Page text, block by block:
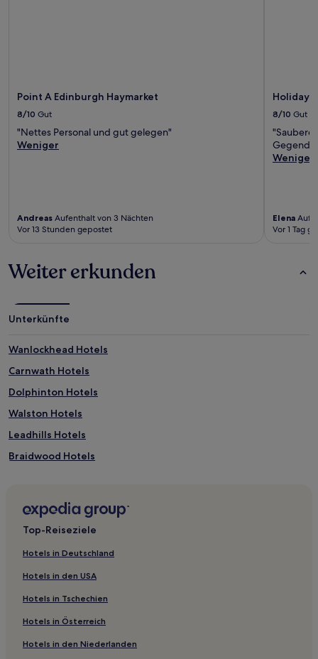
Point A Edinburgh Haymarket
8/10 Gut
"Nettes Personal und gut gelegen"
Weniger
Andreas Aufenthalt von 3 Nächten
Vor 13 Stunden gepostet
Holiday
8/10 Gut
Gegend"
Weniger
Elena
Vor 1 Tag
Weiter erkunden
Unterkünfte
Wanlockhead Hotels
Carnwath Hotels
Dolphinton Hotels
Walston Hotels
Leadhills Hotels
Braidwood Hotels
Blantyre Hotels
Carstairs Hotels
Covington Hotels
Crawford Hotels
Glassford Hotels
Top-Reiseziele
Hotels in Deutschland
Hotels in den USA
Hotels in Tschechien
Hotels in Österreich
Hotels in den Niederlanden